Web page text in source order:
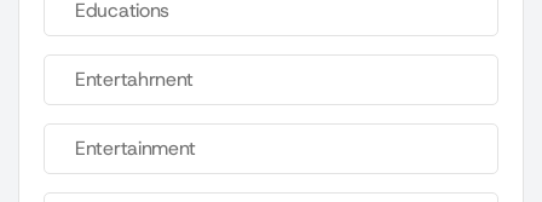
Educations
Entertahrnent
Entertainment